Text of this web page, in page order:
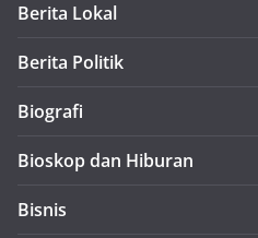
Berita Lokal
Berita Politik
Biografi
Bioskop dan Hiburan
Bisnis